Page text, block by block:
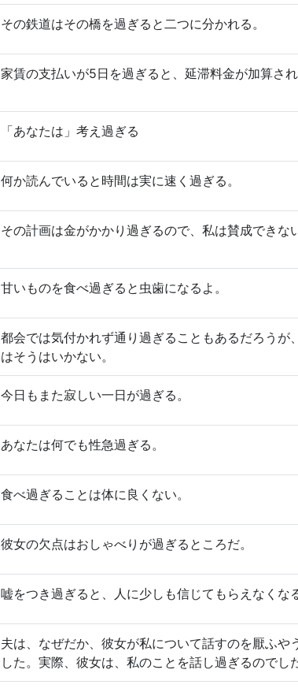
その鉄道はその橋を過ぎると二つに分かれる。
家賃の支払いが5日を過ぎると、延滞料金が加算され
「あなたは」考え過ぎる
何か読んでいると時間は実に速く過ぎる。
その計画は金がかかり過ぎるので、私は賛成できない
甘いものを食べ過ぎると虫歯になるよ。
都会では気付かれず通り過ぎることもあるだろうが
はそうはいかない。
今日もまた寂しい一日が過ぎる。
あなたは何でも性急過ぎる。
食べ過ぎることは体に良くない。
彼女の欠点はおしゃべりが過ぎるところだ。
嘘をつき過ぎると、人に少しも信じてもらえなくな
夫は、なぜだか、彼女が私について話すのを厭ふや
した。実際、彼女は、私のことを話し過ぎるのでした